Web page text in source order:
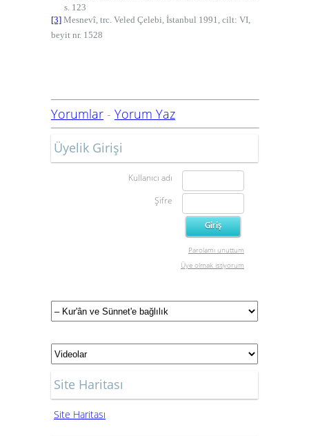
s. 123
[3] Mesnevî, trc. Veled Çelebi, İstanbul 1991, cilt: VI,
beyit nr. 1528
Yorumlar - Yorum Yaz
Üyelik Girişi
Kullanıcı adı
Şifre
Parolamı unuttum
Üye olmak istiyorum
Site Haritası
Site Haritası